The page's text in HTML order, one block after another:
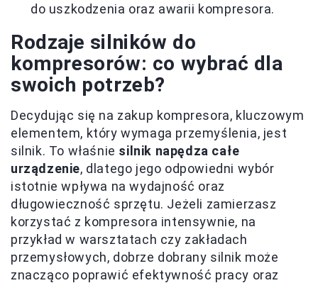
do uszkodzenia oraz awarii kompresora.
Rodzaje silników do
kompresorów: co wybrać dla
swoich potrzeb?
Decydując się na zakup kompresora, kluczowym
elementem, który wymaga przemyślenia, jest
silnik. To właśnie silnik napędza całe
urządzenie, dlatego jego odpowiedni wybór
istotnie wpływa na wydajność oraz
długowieczność sprzętu. Jeżeli zamierzasz
korzystać z kompresora intensywnie, na
przykład w warsztatach czy zakładach
przemysłowych, dobrze dobrany silnik może
znacząco poprawić efektywność pracy oraz